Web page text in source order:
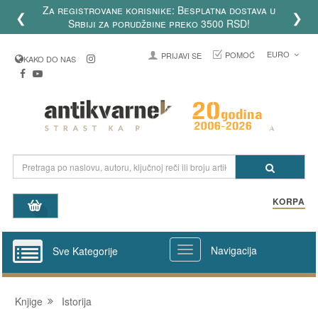
❮
Za registrovane korisnike: Besplatna dostava u
Srbiji za porudžbine preko 3500 RSD!
❯
KAKO DO NAS PRIJAVI SE POMOĆ EURO
KORPA
Sve Kategorije Navigacija
Knjige Istorija